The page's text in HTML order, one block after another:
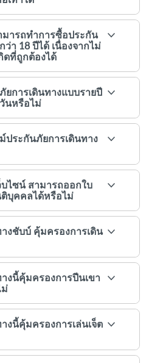
มารถทำการซื้อประกัน
า 18 ปีได้ เนื่องจากไม่
ดที่ถูกต้องได้
การเดินทางแบบรายปี
นหรือไม่
ประกันภัยการเดินทาง
ไซน์ สามารถออกใบ
ติบุคคลได้หรือไม่
งชับบ์ คุ้มครองการเดิน
งนี้คุ้มครองการปีนเขา
งนี้คุ้มครองการเล่นเจ็ต